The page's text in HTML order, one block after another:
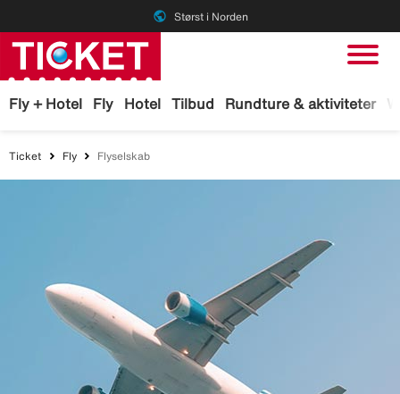
public Størst i Norden
Fly + Hotel Fly Hotel Tilbud Rundture & aktiviteter
Ticket Fly Flyselskab